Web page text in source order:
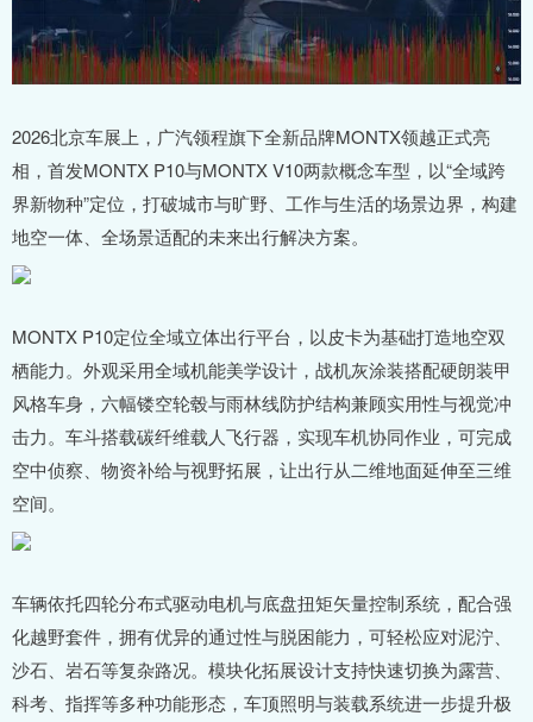
2026北京车展上，广汽领程旗下全新品牌MONTX领越正式亮
相，首发MONTX P10与MONTX V10两款概念车型，以“全域跨
界新物种”定位，打破城市与旷野、工作与生活的场景边界，构建
地空一体、全场景适配的未来出行解决方案。
MONTX P10定位全域立体出行平台，以皮卡为基础打造地空双
栖能力。外观采用全域机能美学设计，战机灰涂装搭配硬朗装甲
风格车身，六幅镂空轮毂与雨林线防护结构兼顾实用性与视觉冲
击力。车斗搭载碳纤维载人飞行器，实现车机协同作业，可完成
空中侦察、物资补给与视野拓展，让出行从二维地面延伸至三维
空间。
车辆依托四轮分布式驱动电机与底盘扭矩矢量控制系统，配合强
化越野套件，拥有优异的通过性与脱困能力，可轻松应对泥泞、
沙石、岩石等复杂路况。模块化拓展设计支持快速切换为露营、
科考、指挥等多种功能形态，车顶照明与装载系统进一步提升极